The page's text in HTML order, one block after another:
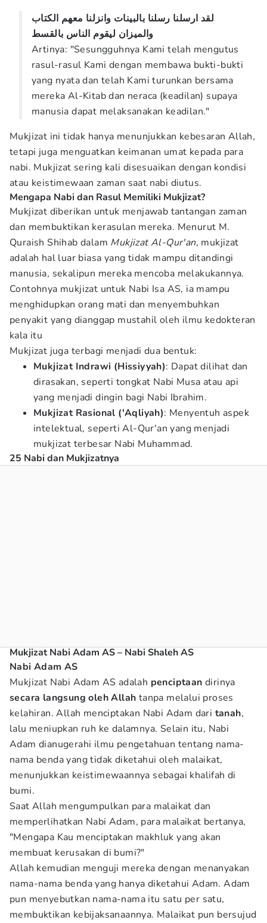
لقد ارسلنا رسلنا بالبينات وانزلنا معهم الكتاب
والميزان ليقوم الناس بالقسط
Artinya: "Sesungguhnya Kami telah mengutus
rasul-rasul Kami dengan membawa bukti-bukti
yang nyata dan telah Kami turunkan bersama
mereka Al-Kitab dan neraca (keadilan) supaya
manusia dapat melaksanakan keadilan."
Mukjizat ini tidak hanya menunjukkan kebesaran Allah,
tetapi juga menguatkan keimanan umat kepada para
nabi. Mukjizat sering kali disesuaikan dengan kondisi
atau keistimewaan zaman saat nabi diutus.
Mengapa Nabi dan Rasul Memiliki Mukjizat?
Mukjizat diberikan untuk menjawab tantangan zaman
dan membuktikan kerasulan mereka. Menurut M.
Quraish Shihab dalam Mukjizat Al-Qur'an, mukjizat
adalah hal luar biasa yang tidak mampu ditandingi
manusia, sekalipun mereka mencoba melakukannya.
Contohnya mukjizat untuk Nabi Isa AS, ia mampu
menghidupkan orang mati dan menyembuhkan
penyakit yang dianggap mustahil oleh ilmu kedokteran
kala itu
Mukjizat juga terbagi menjadi dua bentuk:
Mukjizat Indrawi (Hissiyyah): Dapat dilihat dan
dirasakan, seperti tongkat Nabi Musa atau api
yang menjadi dingin bagi Nabi Ibrahim.
Mukjizat Rasional ('Aqliyah): Menyentuh aspek
intelektual, seperti Al-Qur'an yang menjadi
mukjizat terbesar Nabi Muhammad.
25 Nabi dan Mukjizatnya
Mukjizat Nabi Adam AS – Nabi Shaleh AS
Nabi Adam AS
Mukjizat Nabi Adam AS adalah penciptaan dirinya
secara langsung oleh Allah tanpa melalui proses
kelahiran. Allah menciptakan Nabi Adam dari tanah,
lalu meniupkan ruh ke dalamnya. Selain itu, Nabi
Adam dianugerahi ilmu pengetahuan tentang nama-
nama benda yang tidak diketahui oleh malaikat,
menunjukkan keistimewaannya sebagai khalifah di
bumi.
Saat Allah mengumpulkan para malaikat dan
memperlihatkan Nabi Adam, para malaikat bertanya,
"Mengapa Kau menciptakan makhluk yang akan
membuat kerusakan di bumi?"
Allah kemudian menguji mereka dengan menanyakan
nama-nama benda yang hanya diketahui Adam. Adam
pun menyebutkan nama-nama itu satu per satu,
membuktikan kebijaksanaannya. Malaikat pun bersujud